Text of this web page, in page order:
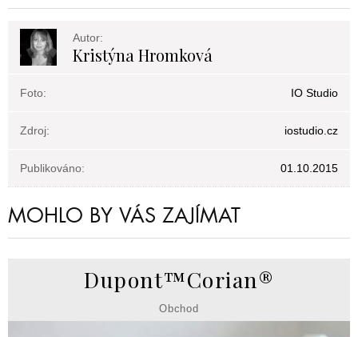
Autor:
Kristýna Hromková
Foto: IO Studio
Zdroj: iostudio.cz
Publikováno: 01.10.2015
MOHLO BY VÁS ZAJÍMAT
Dupont™Corian®
Obchod